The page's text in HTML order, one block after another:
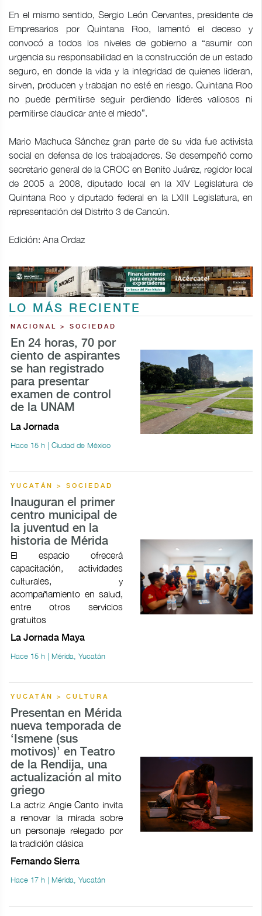
En el mismo sentido, Sergio León Cervantes, presidente de
Empresarios por Quintana Roo, lamentó el deceso y
convocó a todos los niveles de gobierno a “asumir con
urgencia su responsabilidad en la construcción de un estado
seguro, en donde la vida y la integridad de quienes lideran,
sirven, producen y trabajan no esté en riesgo. Quintana Roo
no puede permitirse seguir perdiendo líderes valiosos ni
permitirse claudicar ante el miedo”.
Mario Machuca Sánchez gran parte de su vida fue activista
social en defensa de los trabajadores. Se desempeñó como
secretario general de la CROC en Benito Juárez, regidor local
de 2005 a 2008, diputado local en la XIV Legislatura de
Quintana Roo y diputado federal en la LXIII Legislatura, en
representación del Distrito 3 de Cancún.
Edición: Ana Ordaz
LO MÁS RECIENTE
NACIONAL > SOCIEDAD
En 24 horas, 70 por
ciento de aspirantes
se han registrado
para presentar
examen de control
de la UNAM
La Jornada
Hace 15 h | Ciudad de México
YUCATÁN > SOCIEDAD
Inauguran el primer
centro municipal de
la juventud en la
historia de Mérida
El espacio ofrecerá
capacitación, actividades
culturales, y
acompañamiento en salud,
entre otros servicios
gratuitos
La Jornada Maya
Hace 15 h | Mérida, Yucatán
YUCATÁN > CULTURA
Presentan en Mérida
nueva temporada de
‘Ismene (sus
motivos)’ en Teatro
de la Rendija, una
actualización al mito
griego
La actriz Angie Canto invita
a renovar la mirada sobre
un personaje relegado por
la tradición clásica
Fernando Sierra
Hace 17 h | Mérida, Yucatán